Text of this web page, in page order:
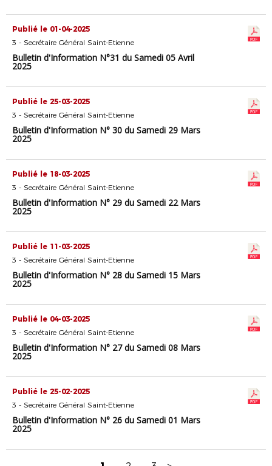
Publié le 01-04-2025
3 - Secrétaire Général Saint-Etienne
Bulletin d'Information N°31 du Samedi 05 Avril
2025
Publié le 25-03-2025
3 - Secrétaire Général Saint-Etienne
Bulletin d'Information N° 30 du Samedi 29 Mars
2025
Publié le 18-03-2025
3 - Secrétaire Général Saint-Etienne
Bulletin d'Information N° 29 du Samedi 22 Mars
2025
Publié le 11-03-2025
3 - Secrétaire Général Saint-Etienne
Bulletin d'Information N° 28 du Samedi 15 Mars
2025
Publié le 04-03-2025
3 - Secrétaire Général Saint-Etienne
Bulletin d'Information N° 27 du Samedi 08 Mars
2025
Publié le 25-02-2025
3 - Secrétaire Général Saint-Etienne
Bulletin d'Information N° 26 du Samedi 01 Mars
2025